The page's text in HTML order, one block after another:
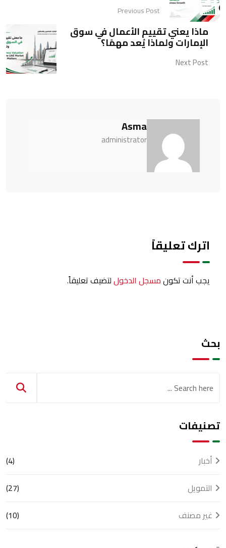
Previous Post
ماذا يعني تقييم الأعمال في سوق
الإمارات ولماذا يُعد مهمًا؟
Next Post
Asma
administrator
اترك تعليقاً
يجب أنت تكونمسجل الدخوللتضيف تعليقاً.
بحث
تصنيفات
أخبار
(4)
التمويل
(27)
غير مصنف
(10)